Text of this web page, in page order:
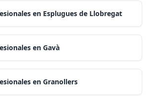
en Esplugues de Llobregat
en Gavà
en Granollers